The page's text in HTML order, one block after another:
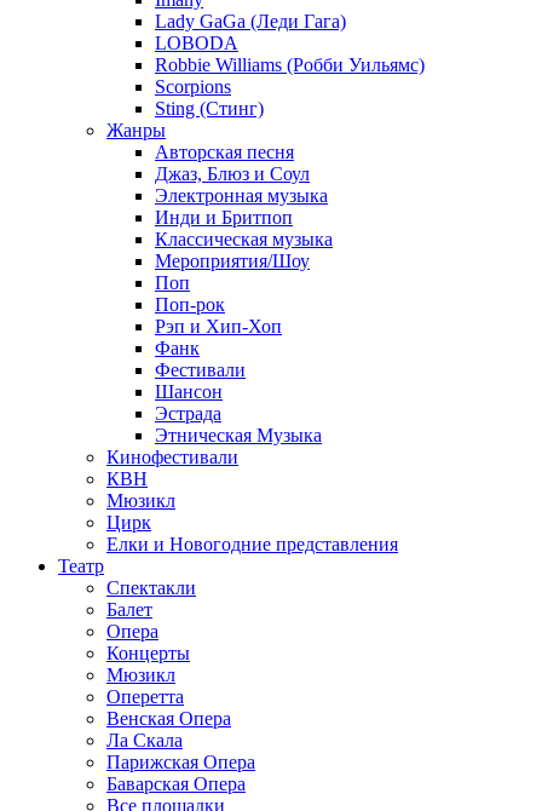
Lady GaGa (Леди Гага)
LOBODA
Robbie Williams (Робби Уильямс)
Scorpions
Sting (Стинг)
Жанры
Авторская песня
Джаз, Блюз и Соул
Электронная музыка
Инди и Бритпоп
Классическая музыка
Мероприятия/Шоу
Поп
Поп-рок
Рэп и Хип-Хоп
Фанк
Фестивали
Шансон
Эстрада
Этническая Музыка
Кинофестивали
КВН
Мюзикл
Цирк
Елки и Новогодние представления
Театр
Спектакли
Балет
Опера
Концерты
Мюзикл
Оперетта
Венская Опера
Ла Скала
Парижская Опера
Баварская Опера
Все площадки